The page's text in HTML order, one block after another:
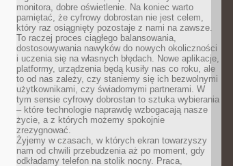
monitora, dobre oświetlenie. Na koniec warto
pamiętać, że cyfrowy dobrostan nie jest celem,
który raz osiągnięty pozostaje z nami na zawsze.
To raczej proces ciągłego balansowania,
dostosowywania nawyków do nowych okoliczności
i uczenia się na własnych błędach. Nowe aplikacje,
platformy, urządzenia będą kusiły nas co roku, ale
to od nas zależy, czy staniemy się ich bezwolnymi
użytkownikami, czy świadomymi partnerami. W
tym sensie cyfrowy dobrostan to sztuka wybierania
– które technologie naprawdę wzbogacają nasze
życie, a z których możemy spokojnie
zrezygnować.
Żyjemy w czasach, w których ekran towarzyszy
nam od chwili przebudzenia aż po moment, gdy
odkładamy telefon na stolik nocny. Praca,